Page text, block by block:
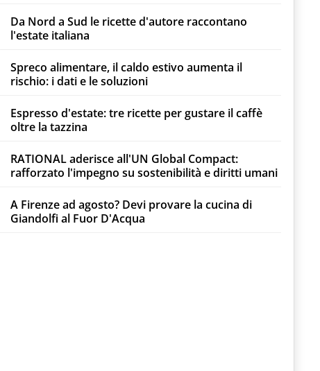
Da Nord a Sud le ricette d'autore raccontano
l'estate italiana
Spreco alimentare, il caldo estivo aumenta il
rischio: i dati e le soluzioni
Espresso d'estate: tre ricette per gustare il caffè
oltre la tazzina
RATIONAL aderisce all'UN Global Compact:
rafforzato l'impegno su sostenibilità e diritti umani
A Firenze ad agosto? Devi provare la cucina di
Giandolfi al Fuor D'Acqua